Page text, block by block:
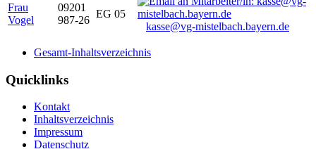
Frau
Vogel
09201
987-26
EG 05
kasse@vg-mistelbach.bayern.de
Gesamt-Inhaltsverzeichnis
Quicklinks
Kontakt
Inhaltsverzeichnis
Impressum
Datenschutz